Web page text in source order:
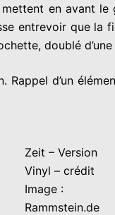
en avant
entrevoir que
doublé d’une
d’un
Zeit – Version
Vinyl – crédit
Image :
Rammstein.de